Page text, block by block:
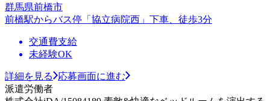
群馬県前橋市
前橋駅からバス停「協立病院西」下車、徒歩3分
交通費支給
未経験OK
詳細を見る
応募画面に進む
派遣労働者